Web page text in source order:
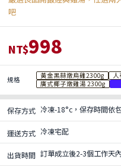
吧
NT$998
規格 黃金黑蒜燉烏雞2300g 人
廣式椰子燉雞湯 2300g
保存方式 冷凍-18°c，保存時間依
運送方式 冷凍宅配
出貨時間 訂單成立後2-3個工作天